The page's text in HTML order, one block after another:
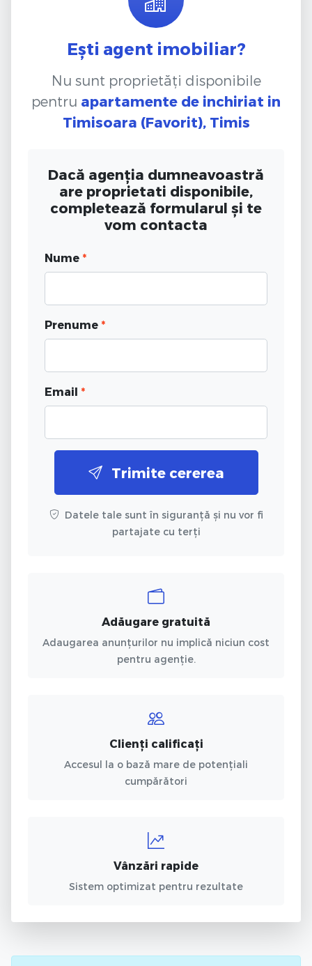
Ești agent imobiliar?
Nu sunt proprietăți disponibile
pentru apartamente de inchiriat in
Timisoara (Favorit), Timis
Dacă agenția dumneavoastră
are proprietati disponibile,
completează formularul și te
vom contacta
Nume *
Prenume *
Email *
Trimite cererea
Datele tale sunt în siguranță și nu vor fi
partajate cu terți
Adăugare gratuită
Adaugarea anunțurilor nu implică niciun cost
pentru agenție.
Clienți calificați
Accesul la o bază mare de potențiali
cumpărători
Vânzări rapide
Sistem optimizat pentru rezultate